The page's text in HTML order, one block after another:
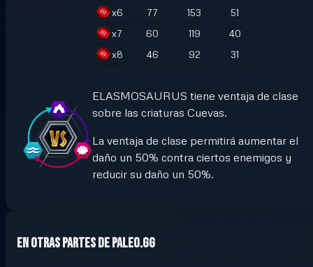
x6 77 153
51
x7 60 119
40
x8 46 92 31
ELASMOSAURUS tiene ventaja de clase
sobre las criaturas Cuevas.
La ventaja de clase permitirá aumentar el
daño un 50% contra ciertos enemigos y
reducir su daño un 50%.
En otras partes de Paleo.GG